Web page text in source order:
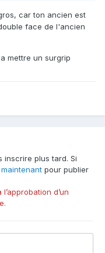
car ton ancien est
face de l'ancien
mettre un surgrip
inscrire plus tard. Si
pour publier
d’un